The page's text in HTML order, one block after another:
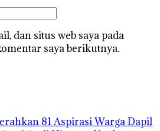
dan situs web saya pada
saya berikutnya.